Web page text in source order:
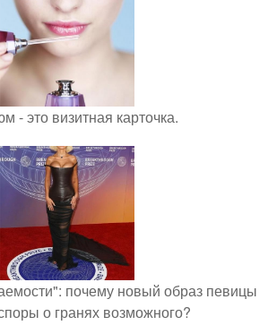
- это визитная карточка.
почему новый образ певицы
о гранях возможного?